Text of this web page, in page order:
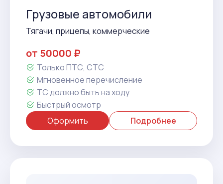
Грузовые автомобили
Тягачи, прицепы, коммерческие
от 50000 ₽
Только ПТС, СТС
Мгновенное перечисление
ТС должно быть на ходу
Быстрый осмотр
Оформить
Подробнее